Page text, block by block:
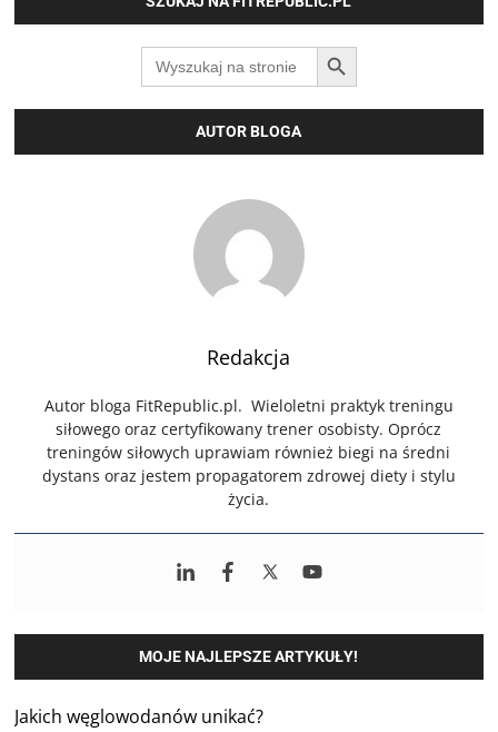
Search
for:
SEARCH BUTTON
AUTOR BLOGA
Redakcja
Autor bloga FitRepublic.pl. Wieloletni praktyk treningu
siłowego oraz certyfikowany trener osobisty. Oprócz
treningów siłowych uprawiam również biegi na średni
dystans oraz jestem propagatorem zdrowej diety i stylu
życia.
MOJE NAJLEPSZE ARTYKUŁY!
Jakich węglowodanów unikać?